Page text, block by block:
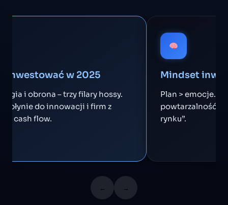
inwestować w 2025
i obrona – trzy filary hossy.
płynie do innowacji i firm z
cash flow.
Mindset
Plan > emocje.
powtarzalność
rynku”.
← →